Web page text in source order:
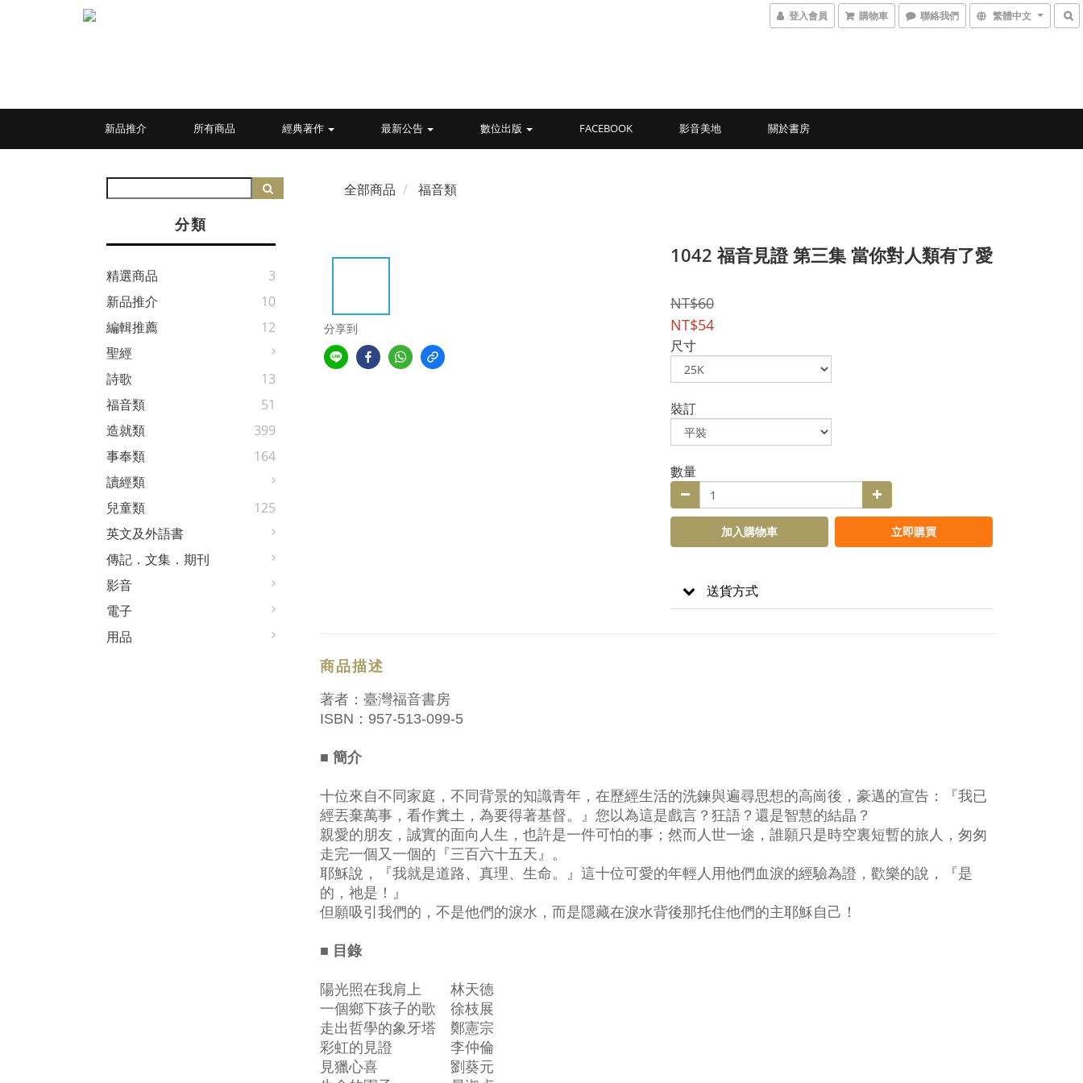
登入會員 購物車 聯絡我們 繁體中文
新品推介 所有商品 經典著作 最新公告 數位出版 FACEBOOK 影音美地 關於書房
分類
精選商品
3
新品推介
10
編輯推薦
12
聖經
詩歌
13
福音類
51
造就類
399
事奉類
164
讀經類
兒童類
125
英文及外語書
傳記．文集．期刊
影音
電子
用品
全部商品 福音類
分享到
1042 福音見證 第三集 當你對人類有了愛
NT$60
NT$54
尺寸
裝訂
數量
加入購物車 立即購買
送貨方式
商品描述
著者：臺灣福音書房
ISBN：957-513-099-5
■ 簡介
十位來自不同家庭，不同背景的知識青年，在歷經生活的洗鍊與遍尋思想的高崗後，豪邁的宣告：『我已
經丟棄萬事，看作糞土，為要得著基督。』您以為這是戲言？狂語？還是智慧的結晶？
親愛的朋友，誠實的面向人生，也許是一件可怕的事；然而人世一途，誰願只是時空裏短暫的旅人，匆匆
走完一個又一個的『三百六十五天』。
耶穌說，『我就是道路、真理、生命。』這十位可愛的年輕人用他們血淚的經驗為證，歡樂的說，『是
的，祂是！』
但願吸引我們的，不是他們的淚水，而是隱藏在淚水背後那托住他們的主耶穌自己！
■ 目錄
陽光照在我肩上 林天德
一個鄉下孩子的歌 徐枝展
走出哲學的象牙塔 鄭憲宗
彩虹的見證 李仲倫
見獵心喜 劉葵元